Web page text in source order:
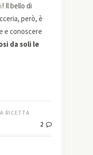
! Il bello di
però, è
e conoscere
da soli le
RICETTA
2